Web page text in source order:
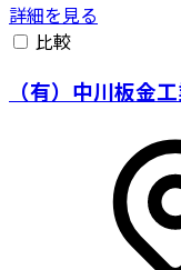
詳細を見る
比較
（有）中川板金